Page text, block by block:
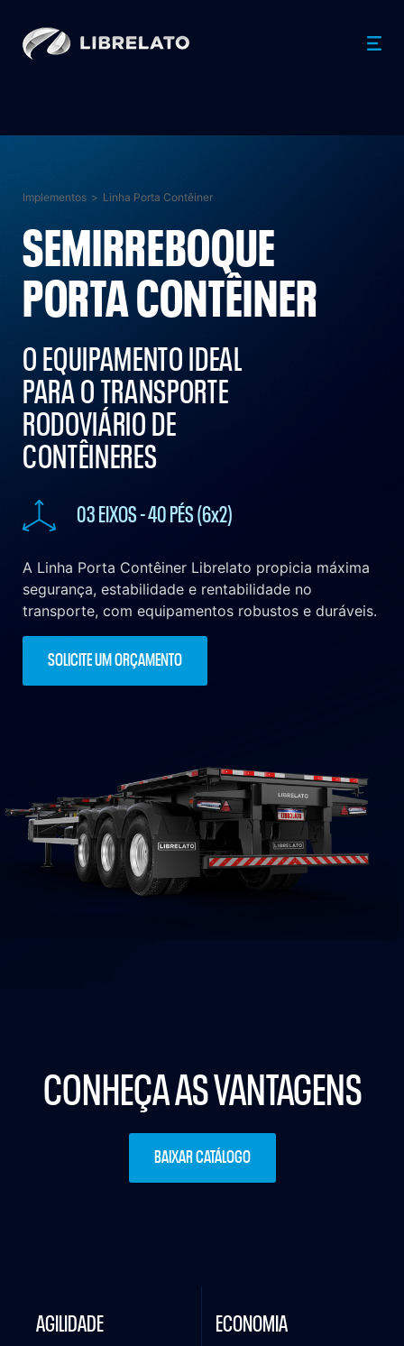
Implementos > Linha Porta Contêiner
SEMIRREBOQUE
PORTA CONTÊINER
O EQUIPAMENTO IDEAL
PARA O TRANSPORTE
RODOVIÁRIO DE
CONTÊINERES
03 EIXOS - 40 PÉS (6x2)
A Linha Porta Contêiner Librelato propicia máxima
segurança, estabilidade e rentabilidade no
transporte, com equipamentos robustos e duráveis.
SOLICITE UM ORÇAMENTO
CONHEÇA AS VANTAGENS
BAIXAR CATÁLOGO
AGILIDADE ECONOMIA